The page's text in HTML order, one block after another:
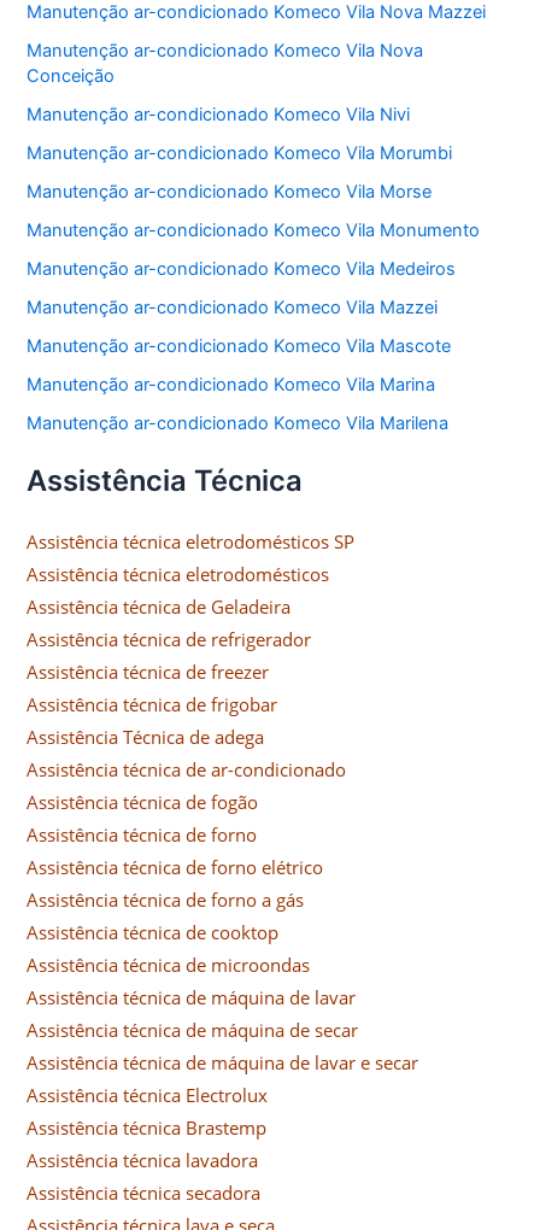
Manutenção ar-condicionado Komeco Vila Nova Mazzei
Manutenção ar-condicionado Komeco Vila Nova
Conceição
Manutenção ar-condicionado Komeco Vila Nivi
Manutenção ar-condicionado Komeco Vila Morumbi
Manutenção ar-condicionado Komeco Vila Morse
Manutenção ar-condicionado Komeco Vila Monumento
Manutenção ar-condicionado Komeco Vila Medeiros
Manutenção ar-condicionado Komeco Vila Mazzei
Manutenção ar-condicionado Komeco Vila Mascote
Manutenção ar-condicionado Komeco Vila Marina
Manutenção ar-condicionado Komeco Vila Marilena
Assistência Técnica
Assistência técnica eletrodomésticos SP
Assistência técnica eletrodomésticos
Assistência técnica de Geladeira
Assistência técnica de refrigerador
Assistência técnica de freezer
Assistência técnica de frigobar
Assistência Técnica de adega
Assistência técnica de ar-condicionado
Assistência técnica de fogão
Assistência técnica de forno
Assistência técnica de forno elétrico
Assistência técnica de forno a gás
Assistência técnica de cooktop
Assistência técnica de microondas
Assistência técnica de máquina de lavar
Assistência técnica de máquina de secar
Assistência técnica de máquina de lavar e secar
Assistência técnica Electrolux
Assistência técnica Brastemp
Assistência técnica lavadora
Assistência técnica secadora